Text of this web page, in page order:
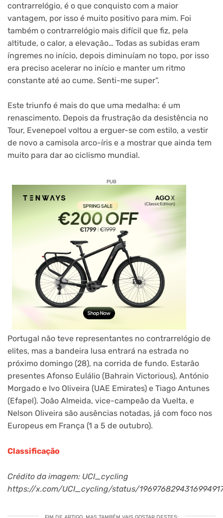
contrarrelógio, é o que conquisto com a maior
vantagem, por isso é muito positivo para mim. Foi
também o contrarrelógio mais difícil que fiz, pela
altitude, o calor, a elevação… Todas as subidas eram
íngremes no início, depois diminuíam no topo, por isso
era preciso acelerar no início e manter um ritmo
constante até ao cume. Senti-me super”.
Este triunfo é mais do que uma medalha: é um
renascimento. Depois da frustração da desistência no
Tour, Evenepoel voltou a erguer-se com estilo, a vestir
de novo a camisola arco-íris e a mostrar que ainda tem
muito para dar ao ciclismo mundial.
PUB
Portugal não teve representantes no contrarrelógio de
elites, mas a bandeira lusa entrará na estrada no
próximo domingo (28), na corrida de fundo. Estarão
presentes Afonso Eulálio (Bahrain Victorious), António
Morgado e Ivo Oliveira (UAE Emirates) e Tiago Antunes
(Efapel). João Almeida, vice-campeão da Vuelta, e
Nelson Oliveira são ausências notadas, já com foco nos
Europeus em França (1 a 5 de outubro).
Classificação
Crédito da imagem: UCI_cycling
https://x.com/UCI_cycling/status/